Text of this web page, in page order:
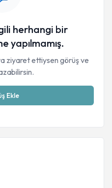
herhangi bir
yapılmamış.
ziyaret ettiysen görüş ve
Ekle